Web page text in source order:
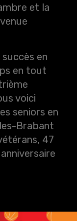
et la
en
en tout
voici
seniors en
Brabant
47